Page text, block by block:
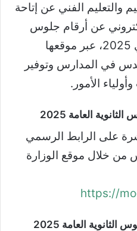
والتعليم الفني عن إتاحة
عن أرقام جلوس
طلاب الصف الثالث الثانوي 2025، عبر موقعها
في المدارس وتوفير
الأمور.
العامة 2025
على الرابط الرسمي
من خلال موقع الوزارة
https://
العامة 2025